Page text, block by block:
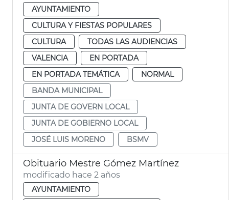
AYUNTAMIENTO
CULTURA Y FIESTAS POPULARES
CULTURA
TODAS LAS AUDIENCIAS
VALENCIA
EN PORTADA
EN PORTADA TEMÁTICA
NORMAL
BANDA MUNICIPAL
JUNTA DE GOVERN LOCAL
JUNTA DE GOBIERNO LOCAL
JOSÉ LUIS MORENO
BSMV
Obituario Mestre Gómez Martínez
modificado hace 2 años
AYUNTAMIENTO